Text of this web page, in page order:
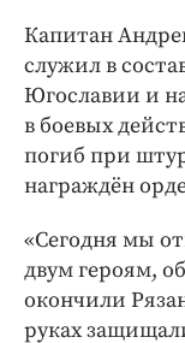
Капитан
служил в
Югославии и
в боевых
погиб при
награждён
«Сегодня мы
двум героям,
окончили
руках